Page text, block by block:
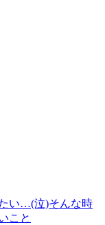
い…(泣)そんな時
こと